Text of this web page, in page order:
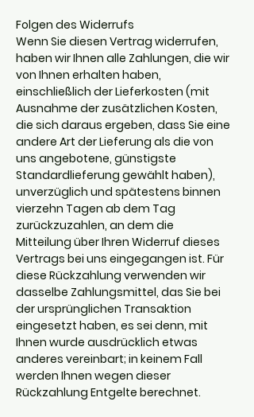
Folgen des Widerrufs
Wenn Sie diesen Vertrag widerrufen,
haben wir Ihnen alle Zahlungen, die wir
von Ihnen erhalten haben,
einschließlich der Lieferkosten (mit
Ausnahme der zusätzlichen Kosten,
die sich daraus ergeben, dass Sie eine
andere Art der Lieferung als die von
uns angebotene, günstigste
Standardlieferung gewählt haben),
unverzüglich und spätestens binnen
vierzehn Tagen ab dem Tag
zurückzuzahlen, an dem die
Mitteilung über Ihren Widerruf dieses
Vertrags bei uns eingegangen ist. Für
diese Rückzahlung verwenden wir
dasselbe Zahlungsmittel, das Sie bei
der ursprünglichen Transaktion
eingesetzt haben, es sei denn, mit
Ihnen wurde ausdrücklich etwas
anderes vereinbart; in keinem Fall
werden Ihnen wegen dieser
Rückzahlung Entgelte berechnet.